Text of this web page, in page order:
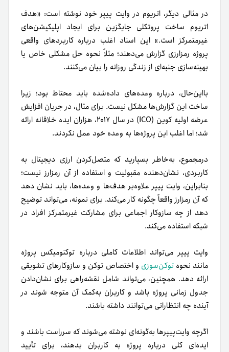
در مثالی دیگر، اتریوم در وایت پیپر خود نوشته است: «هدف
اتریوم ساخت پروتکلی جایگزین برای ایجاد اپلیکیشن‌های
غیرمتمرکز است.» این اسناد اغلب درباره کاربردهای واقعی
پروژه رمزارزی گزارش می‌دهند؛ مثلاً نحوه حل مشکلی خاص یا
بهینه‌سازی جنبه‌ای از زندگی روزانه را بیان می‌کنند.
با‌این‌حال، درباره وعده‌های داده‌شده باید محتاط بود؛ زیرا
ساخت این گزارش‌ها مشکل نیست. برای مثال، در جریان افزایش
عرضه اولیه کوین (ICO) در سال ۲۰۱۷، هزاران ایده خلاقانه ارائه
شد؛ اما اغلب این پروژه‌ها به وعده خود عمل نکردند.
درمجموع، به‌خاطر بسپارید که متصل‌کردن ارزی دیجیتال به
کاربردی، نشان‌دهنده مقبولیت و استفاده از آن رمزارز نیست؛
بنابراین، وایت پیپر علاوه‌بر هدف‌ها و وعده‌ها، باید نشان دهد
که آن رمزارز واقعاً چگونه کار می‌کند. برای نمونه، می‌تواند توضیح
دهد از چه سازوکار اجماعی برای مشارکت غیرمتمرکز افراد در
شبکه استفاده می‌کند.
وایت پیپر می‌تواند اطلاعات کاملی درباره توکنومیکس پروژه
مانند نحوهتوکن‌سوزی و اختصاص توکن و سازوکارهای تشویقی
ارائه دهد. همچنین، می‌تواند شامل نقشه‌راهی برای نشان‌دادن
جدول زمانی پروژه باشد و کاربران به‌کمک آن متوجه شوند در
آینده چه انتظاراتی می‌توانند داشته باشند.
اگرچه وایت‌پیپرها به‌گونه‌ای نوشته می‌شوند که سرراست باشند و
ایده‌ای کلی درباره پروژه به کاربران بدهند، برای تأیید